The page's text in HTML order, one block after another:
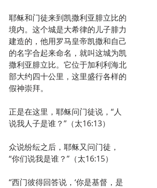
耶稣和门徒来到凯撒利亚腓立比的
境内。这个城是大希律的儿子腓力
建造的，他用罗马皇帝凯撒和自己
的名字合起来命名，就叫这城为凯
撒利亚腓立比。它位于加利利海北
部大约四十公里，这里盛行各样的
假神崇拜。
正是在这里，耶稣问门徒说，“人
说我人子是谁？”（太16:13）
众说纷纭之后，耶稣又问门徒，
“你们说我是谁？”（太16:15）
“西门彼得回答说，‘你是基督，是